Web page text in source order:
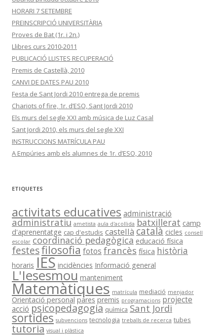
HORARI 7 SETEMBRE
PREINSCRIPCIÓ UNIVERSITÀRIA
Proves de Bat (1r. i 2n.)
Llibres curs 2010-2011
PUBLICACIÓ LLISTES RECUPERACIÓ
Premis de Castellà, 2010
CANVI DE DATES PAU 2010
Festa de Sant Jordi 2010 entrega de premis
Chariots of fire, 1r. d’ESO, Sant Jordi 2010
Els murs del segle XXI amb música de Luz Casal
Sant Jordi 2010, els murs del segle XXI
INSTRUCCIONS MATRÍCULA PAU
A Empúries amb els alumnes de 1r. d’ESO, 2010
ETIQUETES
activitats educatives administració
administratiu ametista aula d'acollida batxillerat camp
d'aprenentatge cap d'estudis castellà català cicles consell
escolar coordinació pedagògica educació física
festesfilosofia fotos francès física història
horaris IES incidències Informació general
L'Iesesmou manteniment
Matemàtiques matrícula mediació menjador
Orientació personal pares premis programacions projecte
acció psicopedagogia quìmica Sant Jordi
sortides subvencions tecnologia treballs de recerca tubes
tutoria visual i plàstica